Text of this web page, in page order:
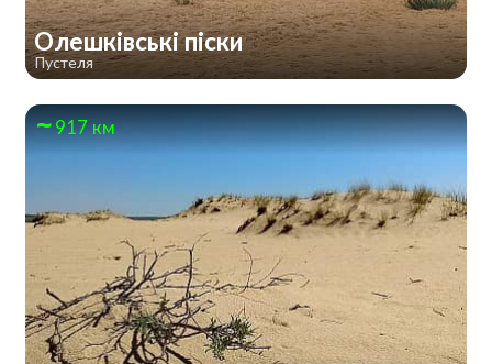
Олешківські піски
Пустеля
917 км